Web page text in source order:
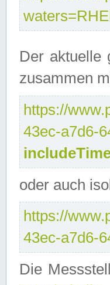
Der aktuelle
zusammen
https://
43ec-a7d6-
oder auch
https://
43ec-a7d6-
Die